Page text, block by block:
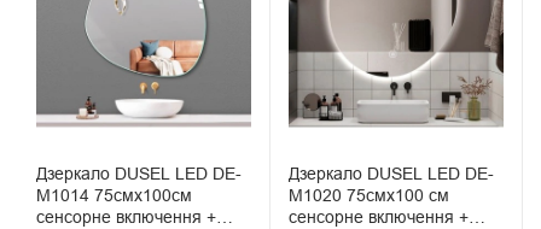
Дзеркало DUSEL LED DE-
M1014 75смх100см
сенсорне включення +
Дзеркало DUSEL LED DE-
M1020 75смх100 см
сенсорне включення +